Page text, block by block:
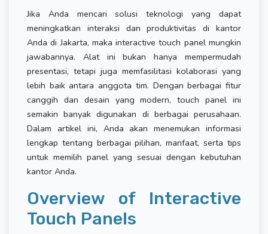
Jika Anda mencari solusi teknologi yang dapat
meningkatkan interaksi dan produktivitas di kantor
Anda di Jakarta, maka interactive touch panel mungkin
jawabannya. Alat ini bukan hanya mempermudah
presentasi, tetapi juga memfasilitasi kolaborasi yang
lebih baik antara anggota tim. Dengan berbagai fitur
canggih dan desain yang modern, touch panel ini
semakin banyak digunakan di berbagai perusahaan.
Dalam artikel ini, Anda akan menemukan informasi
lengkap tentang berbagai pilihan, manfaat, serta tips
untuk memilih panel yang sesuai dengan kebutuhan
kantor Anda.
Overview of Interactive
Touch Panels